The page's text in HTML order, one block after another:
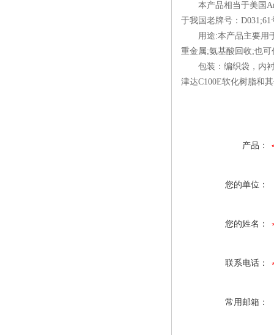
本产品相当于美国
于我国老牌号：D031;61
用途:本产品主要用于
重金属;氨基酸回收;也可
包装：编织袋，内衬
津达C100E软化树脂和
产品：
您的单位：
您的姓名：
联系电话：
常用邮箱：